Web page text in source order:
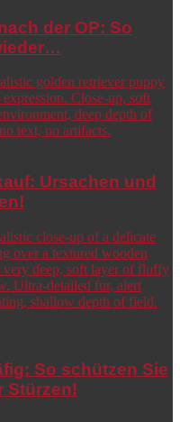
der OP: So
Ursachen und
So schützen Sie
Stürzen!